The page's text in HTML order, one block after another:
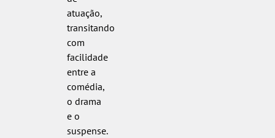
atuação,
transitando
com
facilidade
entre a
comédia,
o drama
e o
suspense.